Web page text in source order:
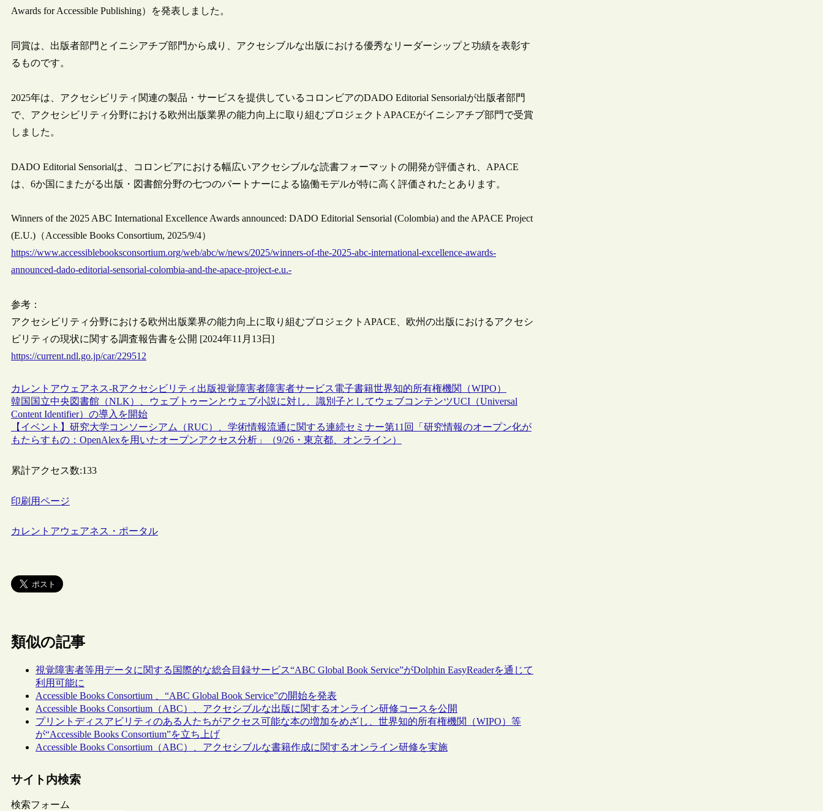
Awards for Accessible Publishing）を発表しました。
同賞は、出版者部門とイニシアチブ部門から成り、アクセシブルな出版における優秀なリーダーシップと功績を表彰す
るものです。
2025年は、アクセシビリティ関連の製品・サービスを提供しているコロンビアのDADO Editorial Sensorialが出版者部門
で、アクセシビリティ分野における欧州出版業界の能力向上に取り組むプロジェクトAPACEがイニシアチブ部門で受賞
しました。
DADO Editorial Sensorialは、コロンビアにおける幅広いアクセシブルな読書フォーマットの開発が評価され、APACE
は、6か国にまたがる出版・図書館分野の七つのパートナーによる協働モデルが特に高く評価されたとあります。
Winners of the 2025 ABC International Excellence Awards announced: DADO Editorial Sensorial (Colombia) and the APACE Project
(E.U.)（Accessible Books Consortium, 2025/9/4）
https://www.accessiblebooksconsortium.org/web/abc/w/news/2025/winners-of-the-2025-abc-international-excellence-awards-
announced-dado-editorial-sensorial-colombia-and-the-apace-project-e.u.-
参考：
アクセシビリティ分野における欧州出版業界の能力向上に取り組むプロジェクトAPACE、欧州の出版におけるアクセシ
ビリティの現状に関する調査報告書を公開 [2024年11月13日]
https://current.ndl.go.jp/car/229512
カレントアウェアネス-Rアクセシビリティ 出版視覚障害者障害者サービス電子書籍世界知的所有権機関（WIPO）
韓国国立中央図書館（NLK）、ウェブトゥーンとウェブ小説に対し、識別子としてウェブコンテンツUCI（Universal
Content Identifier）の導入を開始
【イベント】研究大学コンソーシアム（RUC）、学術情報流通に関する連続セミナー第11回「研究情報のオープン化が
もたらすもの：OpenAlexを用いたオープンアクセス分析」（9/26・東京都、オンライン）
累計アクセス数:133
印刷用ページ
カレントアウェアネス・ポータル
類似の記事
視覚障害者等用データに関する国際的な総合目録サービス“ABC Global Book Service”がDolphin EasyReaderを通じて
利用可能に
Accessible Books Consortium 、“ABC Global Book Service”の開始を発表
Accessible Books Consortium（ABC）、アクセシブルな出版に関するオンライン研修コースを公開
プリントディスアビリティのある人たちがアクセス可能な本の増加をめざし、世界知的所有権機関（WIPO）等
が“Accessible Books Consortium”を立ち上げ
Accessible Books Consortium（ABC）、アクセシブルな書籍作成に関するオンライン研修を実施
サイト内検索
検索フォーム